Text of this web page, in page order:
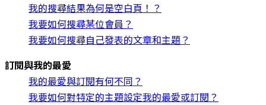
我的搜尋結果為何是空白頁！？
我要如何搜尋某位會員？
我要如何搜尋自己發表的文章和主題？
訂閱與我的最愛
我的最愛與訂閱有何不同？
我要如何對特定的主題設定我的最愛或訂閱？